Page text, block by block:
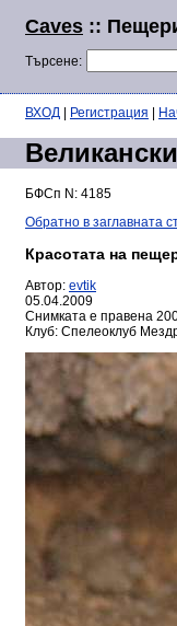
Caves ::
Търсене:
ВХОД Регистрация
БФСп N: 4185
Обратно в заглавната
Красотата на
Автор: evtik
05.04.2009
Снимката е правена
Клуб: Спелеоклуб